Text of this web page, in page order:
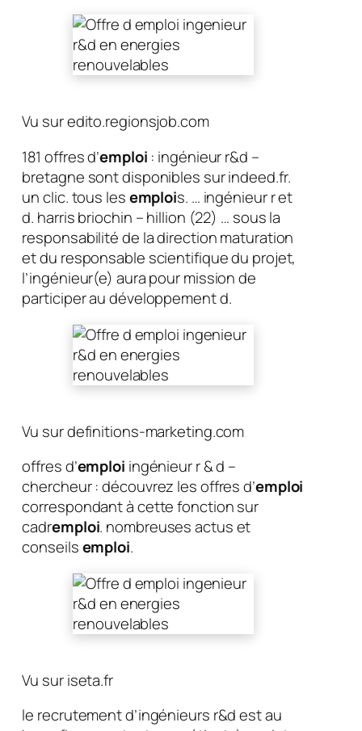
Vu sur edito.regionsjob.com
181 offres d’emploi : ingénieur r&d –
bretagne sont disponibles sur indeed.fr.
un clic. tous lesemplois. … ingénieur r et
d. harris briochin – hillion (22) … sous la
responsabilité de la direction maturation
et du responsable scientifique du projet,
l’ingénieur(e) aura pour mission de
participer au développement d.
Vu sur definitions-marketing.com
offres d’emploi ingénieur r & d –
chercheur : découvrez les offres d’emploi
correspondant à cette fonction sur
cadremploi. nombreuses actus et
conseilsemploi.
Vu sur iseta.fr
le recrutement d’ingénieurs r&d est au